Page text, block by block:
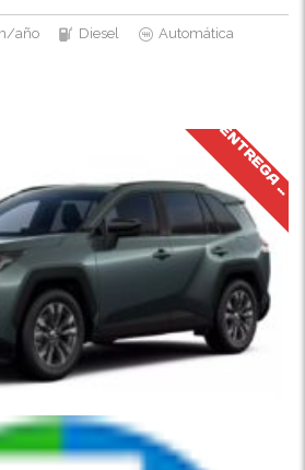
año Diesel Automática
J